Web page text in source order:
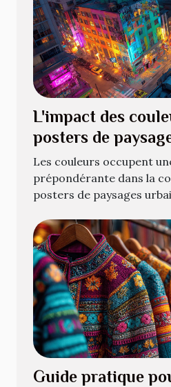
L'impact des
posters de
Les couleurs occupent
prépondérante dans la
posters de paysages
Guide pratique